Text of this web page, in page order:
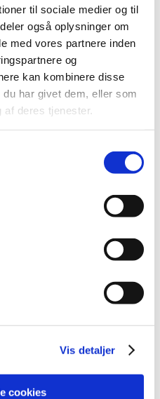
til sociale medier og til
også oplysninger om
med vores partnere inden
og
kan kombinere disse
har givet dem, eller som
deres tjenester.
Vis detaljer
cookies